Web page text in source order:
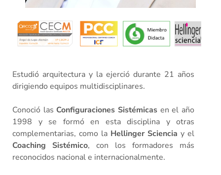
Estudió arquitectura y la ejerció durante 21 años
dirigiendo equipos multidisciplinares.
Conoció las Configuraciones Sistémicas en el año
1998 y se formó en esta disciplina y otras
complementarias, como la Hellinger Sciencia y el
Coaching Sistémico, con los formadores más
reconocidos nacional e internacionalmente.